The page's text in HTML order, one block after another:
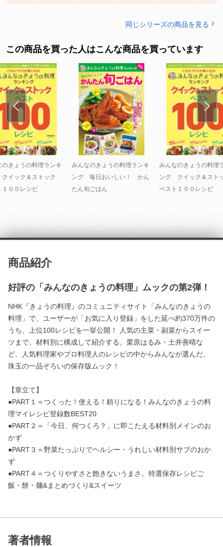
同じシリーズの商品を見る
この商品を買った人はこんな商品を買っています
のきょうの料理ランキ
イック＆ストック
１００レシピ
みんなのきょうの料理ランキ
ング 毎日おいしい！ かん
たん旬ごはん
みんなのきょうの料理
ング クイック＆ス
ベスト１００レシピ
商品紹介
好評の「みんなのきょうの料理」ムックの第2弾！
NHK『きょうの料理』のコミュニティサイト「みんなのきょうの
料理」で、ユーザーが「お気に入り登録」をした延べ約370万件の
うち、上位100レシピを一挙公開！ 人気の主菜・副菜からスイー
ツまで、材料別に構成して紹介する。栗原はるみ・土井善晴な
ど、人気料理家やプロ料理人のレシピの中からみんなが選んだ、
珠玉の一品ぞろいの保存版ムック！
【章立て】
●PART１＝つくった！使える！頼りになる！みんなのきょうの料
理マイレシピ登録数BEST20
●PART２＝「今日、何つくろ？」に即こたえる材料別メインのお
かず
●PART３＝野菜たっぷりでヘルシー・うれしい材料別サブのおか
ず
●PART４＝つくりやすさと飽きないうまさ。特選保存レシピご
飯・餅・麺&まとめづくり&スイーツ
著者情報